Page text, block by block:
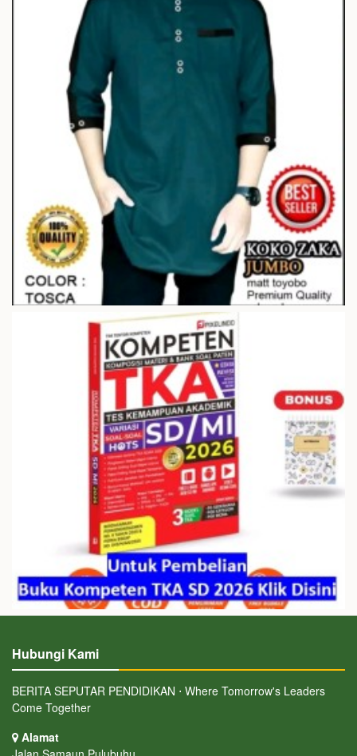
Hubungi Kami
BERITA SEPUTAR PENDIDIKAN ⋅ Where Tomorrow's Leaders
Come Together
Alamat